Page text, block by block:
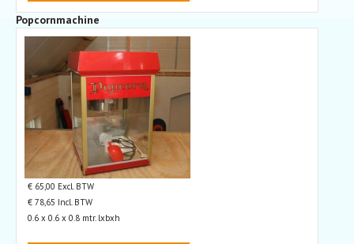
Popcornmachine
€ 65,00 Excl. BTW
€ 78,65 Incl. BTW
0.6 x 0.6 x 0.8 mtr. lxbxh